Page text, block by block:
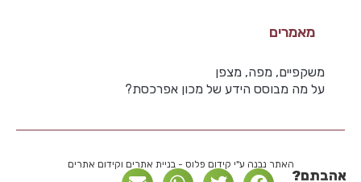
מאמרים
משקפיים, מפה, מצפן
על מה מבוסס הידע של מכון אפרכסת?
האתר נבנה ע"י קידום פלוס - בניית אתרים וקידום אתרים
אהבתם?